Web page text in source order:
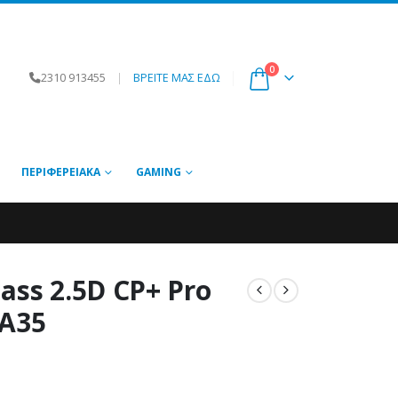
2310 913455 | ΒΡΕΙΤΕ ΜΑΣ ΕΔΩ
0
ΠΕΡΙΦΕΡΕΙΑΚΆ GAMING
2.5D CP+ Pro